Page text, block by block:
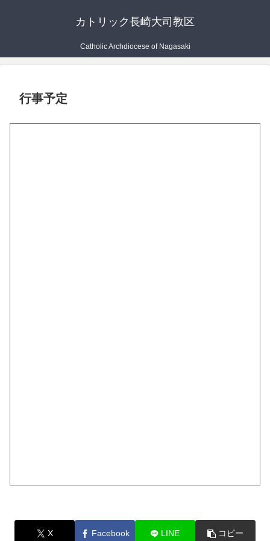
カトリック長崎大司教区
Catholic Archdiocese of Nagasaki
行事予定
X Facebook LINE コピー